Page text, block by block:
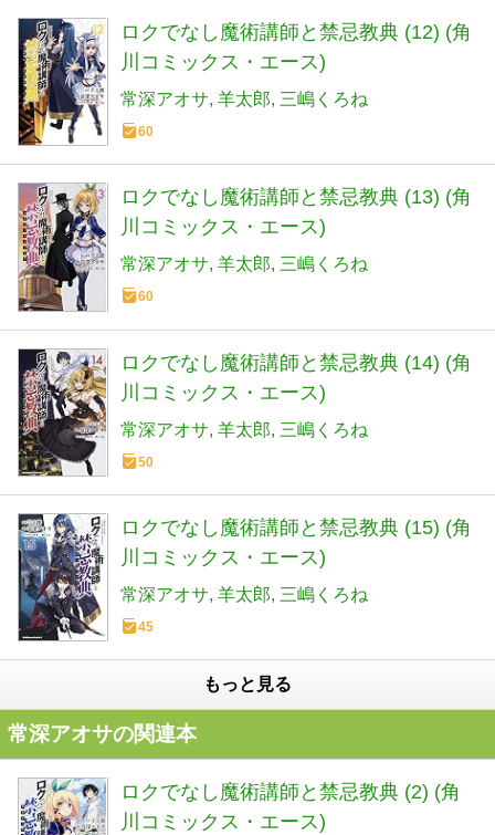
ロクでなし魔術講師と禁忌教典 (12) (角
川コミックス・エース)
常深アオサ 羊太郎 三嶋くろね
60
ロクでなし魔術講師と禁忌教典 (13) (角
川コミックス・エース)
常深アオサ 羊太郎 三嶋くろね
60
ロクでなし魔術講師と禁忌教典 (14) (角
川コミックス・エース)
常深アオサ 羊太郎 三嶋くろね
50
ロクでなし魔術講師と禁忌教典 (15) (角
川コミックス・エース)
常深アオサ 羊太郎 三嶋くろね
45
もっと見る
常深アオサの関連本
ロクでなし魔術講師と禁忌教典 (2) (角
川コミックス・エース)